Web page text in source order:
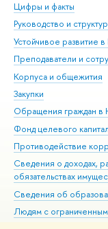
Цифры и факты
Руководство и
Устойчивое развитие
Преподаватели и
Корпуса и общежития
Закупки
Обращения граждан
Фонд целевого
Противодействие
Сведения о доходах,
обязательствах
Сведения об
Людям с